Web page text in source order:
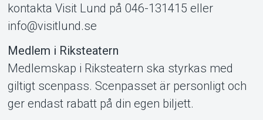
kontakta Visit Lund på 046-131415 eller
info@visitlund.se
Medlem i Riksteatern
Medlemskap i Riksteatern ska styrkas med
giltigt scenpass. Scenpasset är personligt och
ger endast rabatt på din egen biljett.